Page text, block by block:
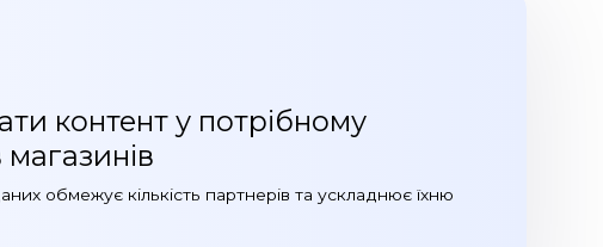
контент у потрібному
обмежує кількість партнерів та ускладнює їхню